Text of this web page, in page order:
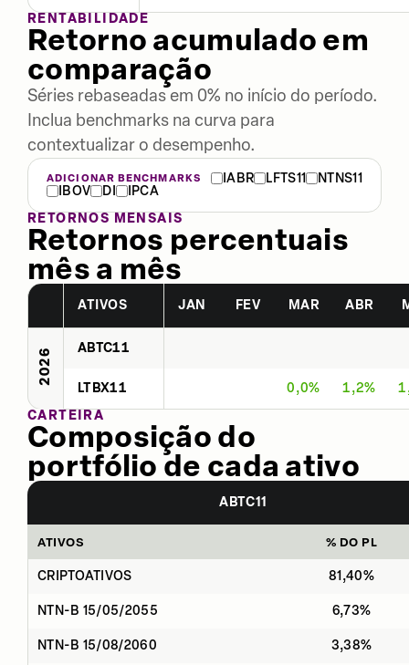
RENTABILIDADE
Retorno acumulado em
comparação
Séries rebaseadas em 0% no início do período.
Inclua benchmarks na curva para
contextualizar o desempenho.
ADICIONAR BENCHMARKS IABR LFTS11
NTNS11
IBOV
DI
IPCA
RETORNOS MENSAIS
Retornos percentuais
mês a mês
ATIVOS JAN FEV MAR ABR
2026 ABTC11
LTBX11 0,0% 1,2%
CARTEIRA
Composição do
portfólio de cada ativo
ABTC11
ATIVOS % DO PL
CRIPTOATIVOS 81,40%
NTN-B 15/05/2055 6,73%
NTN-B 15/08/2060 3,38%